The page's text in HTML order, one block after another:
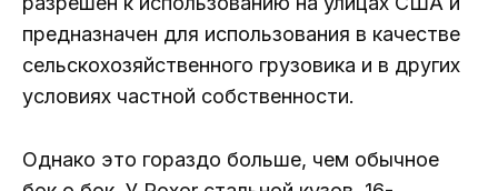
предназначен для использования в качестве
сельскохозяйственного грузовика и в других
условиях частной собственности.
Однако это гораздо больше, чем обычное